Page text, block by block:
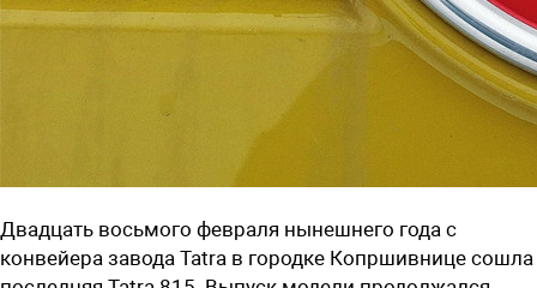
Двадцать восьмого февраля нынешнего года с
конвейера завода Tatra в городке Копршивнице сошла